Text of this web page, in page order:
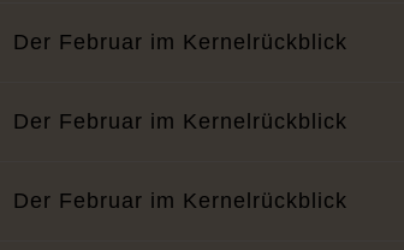
Der Februar im Kernelrückblick
Der Februar im Kernelrückblick
Der Februar im Kernelrückblick